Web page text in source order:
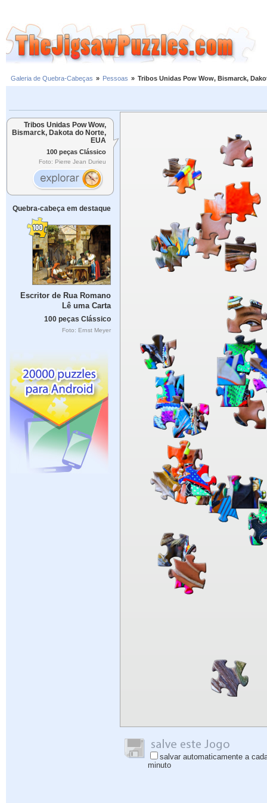
Galeria de Quebra-Cabeças » Pessoas » Tribos Unidas Pow Wow, Bismarck,
Tribos Unidas Pow Wow,
Bismarck, Dakota do Norte,
EUA
100 peças Clássico
Foto: Pierre Jean Durieu
Quebra-cabeça em destaque
Escritor de Rua Romano
Lê uma Carta
100 peças Clássico
Foto: Ernst Meyer
salvar automaticamente a
minuto